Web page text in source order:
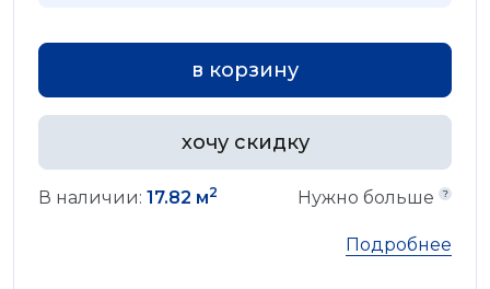
в корзину
хочу скидку
В наличии: 17.82 м2 Нужно больше
Подробнее